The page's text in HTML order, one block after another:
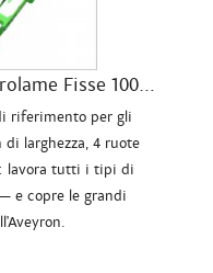
Fisse 100...
riferimento per gli
larghezza, 4 ruote
lavora tutti i tipi di
e copre le grandi